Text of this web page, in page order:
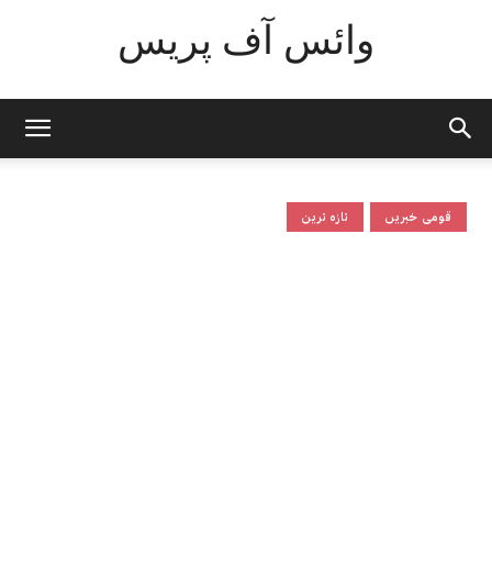
وائس آف پریس
تازہ ترین قومی خبریں